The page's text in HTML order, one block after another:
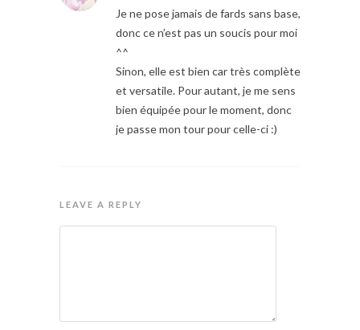
Je ne pose jamais de fards sans base,
donc ce n’est pas un soucis pour moi
^^
Sinon, elle est bien car très complète
et versatile. Pour autant, je me sens
bien équipée pour le moment, donc
je passe mon tour pour celle-ci :)
LEAVE A REPLY